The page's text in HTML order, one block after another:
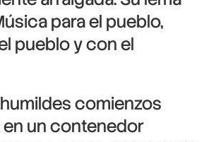
para el pueblo,
pueblo y con el
comienzos
un contenedor